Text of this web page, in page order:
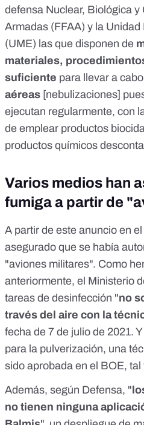
defensa Nuclear, Biológica
Armadas (FFAA) y la Unidad
(UME) las que disponen de
materiales,
suficiente para llevar a
aéreas [nebulizaciones]
ejecutan regularmente, con
de emplear productos
productos químicos
Varios medios han
fumiga a partir de
A partir de este anuncio en
asegurado que se había
"aviones militares". Como
anteriormente, el Ministerio
tareas de desinfección "no
través del aire con la
fecha de 7 de julio de 2021.
para la pulverización, una
sido aprobada en el BOE,
Además, según Defensa, "
no tienen ninguna